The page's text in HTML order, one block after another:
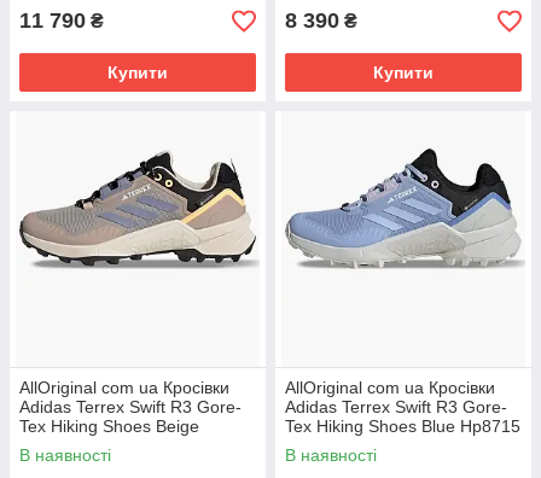
11 790 ₴
Купити
8 390 ₴
Купити
AllOriginal com ua Кросівки
Adidas Terrex Swift R3 Gore-
Tex Hiking Shoes Beige
Hp8714 РОЗМІРИ
ЗАПИТУЙТЕ
В наявності
AllOriginal com ua Кросівки
Adidas Terrex Swift R3 Gore-
Tex Hiking Shoes Blue Hp8715
РОЗМІРИ ЗАПИТУЙТЕ
В наявності